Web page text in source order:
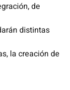
de
distintas
la creación de